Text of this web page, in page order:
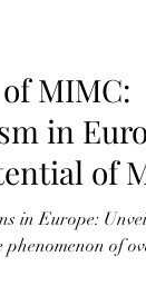
MIMC:
in
of
in Europe:
of